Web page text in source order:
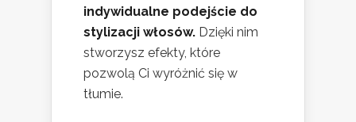
indywidualne podejście do
stylizacji włosów. Dzięki nim
stworzysz efekty, które
pozwolą Ci wyróżnić się w
tłumie.